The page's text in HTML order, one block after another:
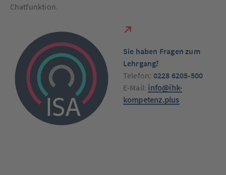
Chatfunktion.
Sie haben Fragen zum
Lehrgang?
Telefon: 0228 6205-500
E-Mail: info@ihk-
kompetenz.plus